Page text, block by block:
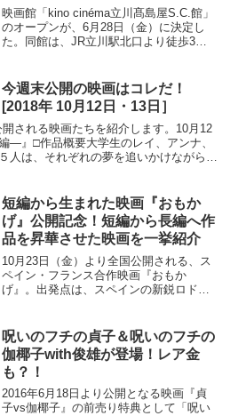
ターも
映画館「kino cinéma立川髙島屋S.C.館」
のオープンが、6月28日（金）に決定し
た。同館は、JR立川駅北口より徒歩3分
の作品やファミリー向け作品を幅広く...
今週末公開の映画はコレだ！
[2018年 10月12日・13日］
される映画たちを紹介します。10月12
―』□作品概要大学生のレイ、アンナ、
人は、それぞれの夢を追いかけながら学
短編から生まれた映画『おもか
げ』公開記念！短編から長編へ作
品を昇華させた映画を一挙紹介
10月23日（金）より全国公開される、ス
ペイン・フランス合作映画『おもか
げ』。出発点は、スペインの新鋭ロドリ
賞にノミネートされた短編映画
「Madre」だ。『おもかげ...
呪いのフチの貞子＆呪いのフチの
伽椰子with俊雄が登場！レア金
も？！
2016年6月18日より公開となる映画『貞
子vs伽椰子』の前売り特典として「呪い